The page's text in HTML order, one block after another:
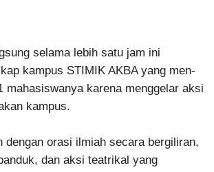
selama lebih satu jam ini
kampus STIMIK AKBA yang men-
mahasiswanya karena menggelar aksi
kampus.
dengan orasi ilmiah secara bergiliran,
dan aksi teatrikal yang